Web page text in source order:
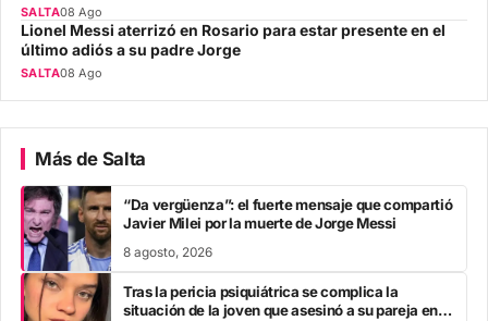
SALTA08 Ago
Lionel Messi aterrizó en Rosario para estar presente en el
último adiós a su padre Jorge
SALTA08 Ago
Más de Salta
“Da vergüenza”: el fuerte mensaje que compartió
Javier Milei por la muerte de Jorge Messi
8 agosto, 2026
Tras la pericia psiquiátrica se complica la
situación de la joven que asesinó a su pareja en el